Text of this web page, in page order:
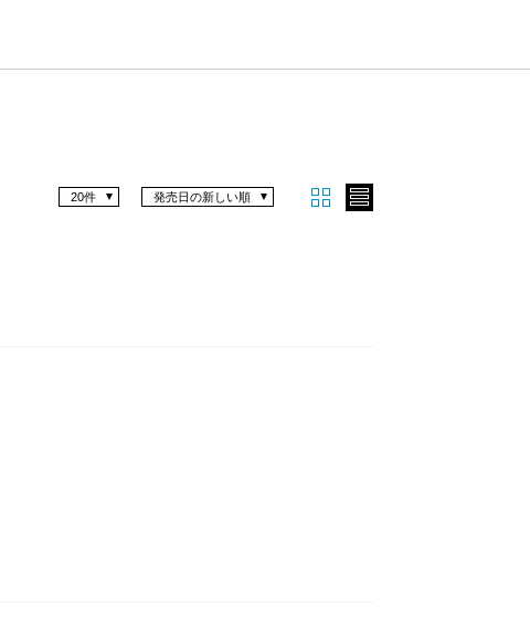
発売日の新しい順
20件